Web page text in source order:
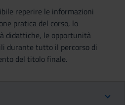
reperire le informazioni
pratica del corso, lo
didattiche, le opportunità
durante tutto il percorso di
del titolo finale.